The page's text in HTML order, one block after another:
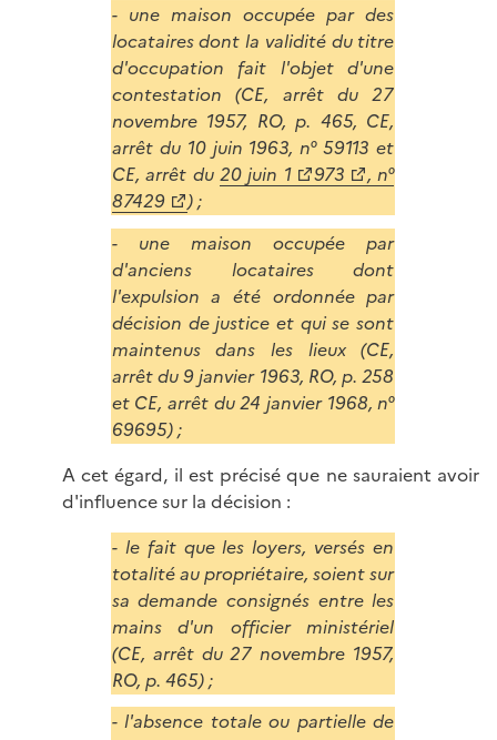
- une maison occupée par des
locataires dont la validité du titre
d'occupation fait l'objet d'une
contestation (CE, arrêt du 27
novembre 1957, RO, p. 465, CE,
arrêt du 10 juin 1963, n° 59113 et
CE, arrêt du 20 juin 1 973
, n°
87429
) ;
- une maison occupée par
d'anciens locataires dont
l'expulsion a été ordonnée par
décision de justice et qui se sont
maintenus dans les lieux (CE,
arrêt du 9 janvier 1963, RO, p. 258
et CE, arrêt du 24 janvier 1968, n°
69695) ;
A cet égard, il est précisé que ne sauraient avoir
d'influence sur la décision :
- le fait que les loyers, versés en
totalité au propriétaire, soient sur
sa demande consignés entre les
mains d'un officier ministériel
(CE, arrêt du 27 novembre 1957,
RO, p. 465) ;
- l'absence totale ou partielle de